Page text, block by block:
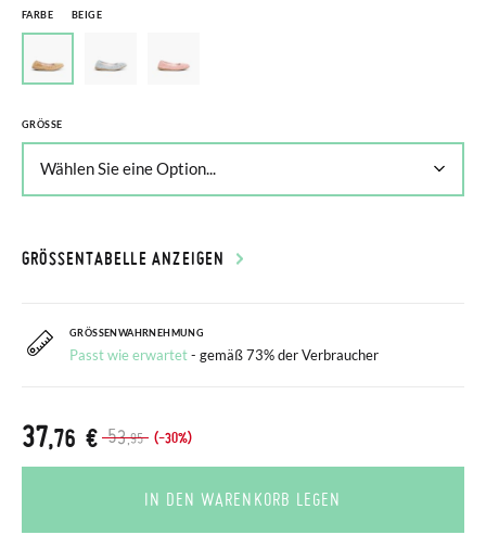
FARBE BEIGE
GRÖSSE
GRÖSSENTABELLE ANZEIGEN
GRÖSSENWAHRNEHMUNG
Passt wie erwartet- gemäß 73% der Verbraucher
53,95 (-30%)
37,76 €
IN DEN WARENKORB LEGEN